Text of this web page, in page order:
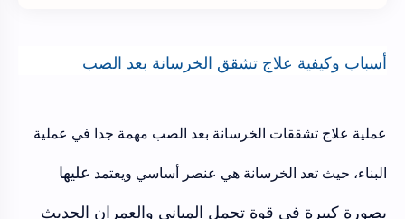
أسباب وكيفية علاج تشقق الخرسانة بعد الصب
عملية علاج تشققات الخرسانة بعد الصب مهمة جدا في عملية
البناء، حيث تعد الخرسانة هي عنصر أساسي ويعتمد عليها
بصورة كبيرة في قوة تحمل المباني والعمران الحديث